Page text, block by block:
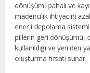
dönüşüm, pahalı ve
madencilik ihtiyacını
enerji depolama
pillerin geri dönüşümü,
kullanıldığı ve yeniden
oluşturma fırsatı sunar.